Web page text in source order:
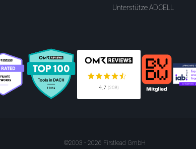
Unterstütze ADCELL
©2003 - 2026 Firstlead GmbH